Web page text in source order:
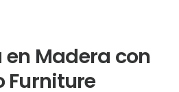
Madera con
Furniture